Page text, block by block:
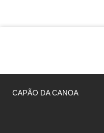
CAPÃO DA CANOA